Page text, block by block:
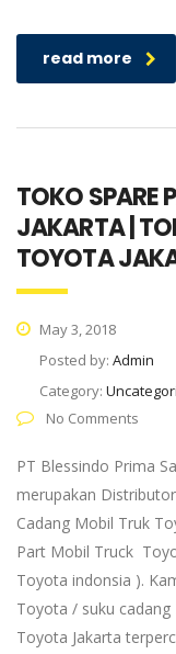
read more
TOKO SPARE
JAKARTA |
TOYOTA
May 3, 2018
Posted by: Admin
Category:
No Comments
PT Blessindo Prima
merupakan
Cadang Mobil Truk
Part Mobil Truck
Toyota indonsia ).
Toyota / suku
Toyota Jakarta